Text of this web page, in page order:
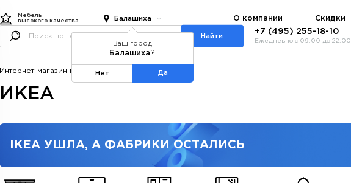
Мебель
высокого качества
Балашиха О компании Скидки
Найти
+7 (495) 255-18-10
Ежедневно с 09:00 до 22:00
Интернет-магазин мебелиКаталог
ИКЕА
IKEA УШЛА, А ФАБРИКИ ОСТАЛИСЬ
Ваш город
Балашиха?
Нет Да